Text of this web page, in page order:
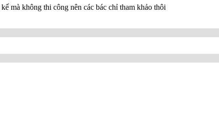
mà không thi công nên các bác chỉ tham khảo thôi